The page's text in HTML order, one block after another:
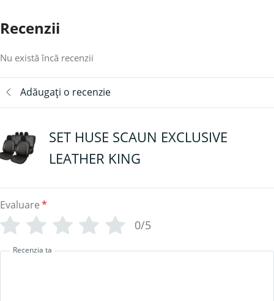
Recenzii
Nu există încă recenzii
Adăugați o recenzie
SET HUSE SCAUN EXCLUSIVE
LEATHER KING
Evaluare*
0/5
Recenzia ta